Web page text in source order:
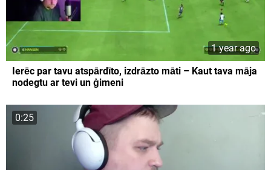
1 year ago
Ierēc par tavu atspārdīto, izdrāzto māti – Kaut tava māja
nodegtu ar tevi un ģimeni
0:25